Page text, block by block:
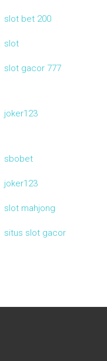
slot bet 200
slot
slot gacor 777
joker123
sbobet
joker123
slot mahjong
situs slot gacor